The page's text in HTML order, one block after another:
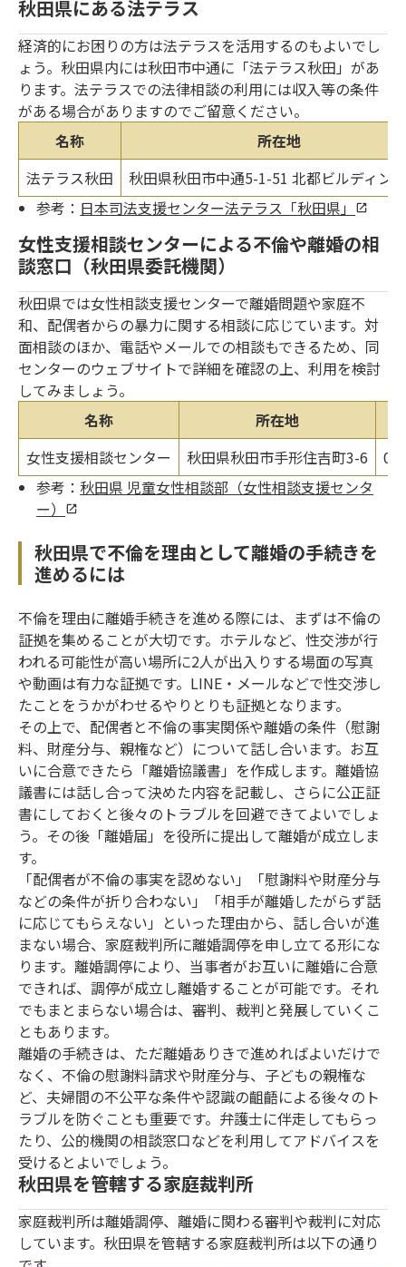
秋田県にある法テラス
経済的にお困りの方は法テラスを活用するのもよいでし
ょう。秋田県内には秋田市中通に「法テラス秋田」があ
ります。法テラスでの法律相談の利用には収入等の条件
がある場合がありますのでご留意ください。
名称
所在地
法テラス秋田
秋田県秋田市中通5-1-51 北都ビルディン
参考： 日本司法支援センター法テラス「秋田県」
女性支援相談センターによる不倫や離婚の相
談窓口（秋田県委託機関）
秋田県では女性相談支援センターで離婚問題や家庭不
和、配偶者からの暴力に関する相談に応じています。対
面相談のほか、電話やメールでの相談もできるため、同
センターのウェブサイトで詳細を確認の上、利用を検討
してみましょう。
名称
所在地
女性支援相談センター
秋田県秋田市手形住吉町3-6
参考： 秋田県 児童女性相談部（女性相談支援センタ
ー）
秋田県で不倫を理由として離婚の手続きを
進めるには
不倫を理由に離婚手続きを進める際には、まずは不倫の
証拠を集めることが大切です。ホテルなど、性交渉が行
われる可能性が高い場所に2人が出入りする場面の写真
や動画は有力な証拠です。LINE・メールなどで性交渉し
たことをうかがわせるやりとりも証拠となります。
その上で、配偶者と不倫の事実関係や離婚の条件（慰謝
料、財産分与、親権など）について話し合います。お互
いに合意できたら「離婚協議書」を作成します。離婚協
議書には話し合って決めた内容を記載し、さらに公正証
書にしておくと後々のトラブルを回避できてよいでしょ
う。その後「離婚届」を役所に提出して離婚が成立しま
す。
「配偶者が不倫の事実を認めない」「慰謝料や財産分与
などの条件が折り合わない」「相手が離婚したがらず話
に応じてもらえない」といった理由から、話し合いが進
まない場合、家庭裁判所に離婚調停を申し立てる形にな
ります。離婚調停により、当事者がお互いに離婚に合意
できれば、調停が成立し離婚することが可能です。それ
でもまとまらない場合は、審判、裁判と発展していくこ
ともあります。
離婚の手続きは、ただ離婚ありきで進めればよいだけで
なく、不倫の慰謝料請求や財産分与、子どもの親権な
ど、夫婦間の不公平な条件や認識の齟齬による後々のト
ラブルを防ぐことも重要です。弁護士に伴走してもらっ
たり、公的機関の相談窓口などを利用してアドバイスを
受けるとよいでしょう。
秋田県を管轄する家庭裁判所
家庭裁判所は離婚調停、離婚に関わる審判や裁判に対応
しています。秋田県を管轄する家庭裁判所は以下の通り